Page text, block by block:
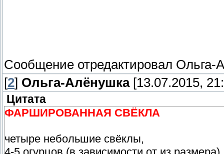
Сообщение отредактировал Ольга-
[2] Ольга-Алёнушка[13.07.2015,
Цитата
ФАРШИРОВАННАЯ СВЁКЛА
четыре небольшие свёклы,